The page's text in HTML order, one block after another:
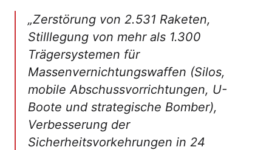
„Zerstörung von 2.531 Raketen,
Stilllegung von mehr als 1.300
Trägersystemen für
Massenvernichtungswaffen (Silos,
mobile Abschussvorrichtungen, U-
Boote und strategische Bomber),
Verbesserung der
Sicherheitsvorkehrungen in 24